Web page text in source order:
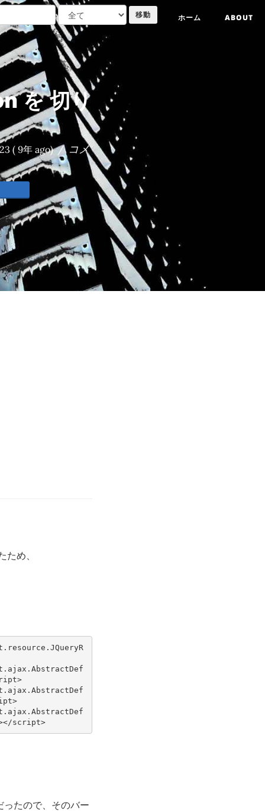
ホーム ABOUT
を 切り
( 9年 ago) / コメ
め、
>
>
script>
たので、そのバー